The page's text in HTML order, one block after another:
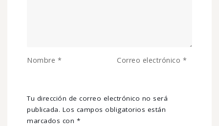
Tu dirección de correo electrónico no será
publicada. Los campos obligatorios están
marcados con *
Nombre * Correo electrónico *